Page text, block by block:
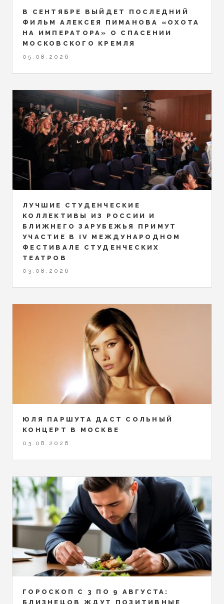
В СЕНТЯБРЕ ВЫЙДЕТ ПОСЛЕДНИЙ
ФИЛЬМ АЛЕКСЕЯ ПИМАНОВА «ОХОТА
НА ИМПЕРАТОРА» О СПАСЕНИИ
МОСКОВСКОГО КРЕМЛЯ
05.08.2026
ЛУЧШИЕ СТУДЕНЧЕСКИЕ
КОЛЛЕКТИВЫ ИЗ РОССИИ И
БЛИЖНЕГО ЗАРУБЕЖЬЯ ПРИМУТ
УЧАСТИЕ В IV МЕЖДУНАРОДНОМ
ФЕСТИВАЛЕ СТУДЕНЧЕСКИХ
ТЕАТРОВ
03.08.2026
ЮЛЯ ПАРШУТА ДАСТ СОЛЬНЫЙ
КОНЦЕРТ В МОСКВЕ
03.08.2026
ГОРОСКОП С 3 ПО 9 АВГУСТА:
БЛИЗНЕЦОВ ЖДУТ ПОЗИТИВНЫЕ